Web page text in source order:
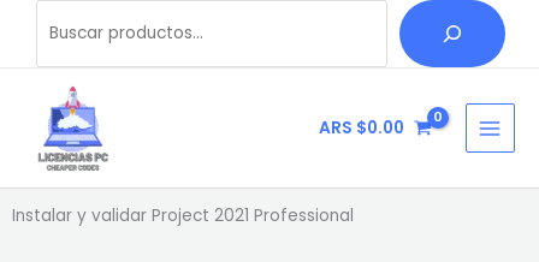
contenido
ARS $0.00
Instalar y validar Project 2021 Professional